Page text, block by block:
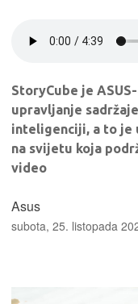
StoryCube je
upravljanje
inteligenciji, a to je
na svijetu koja
video
Asus
subota, 25. listopada